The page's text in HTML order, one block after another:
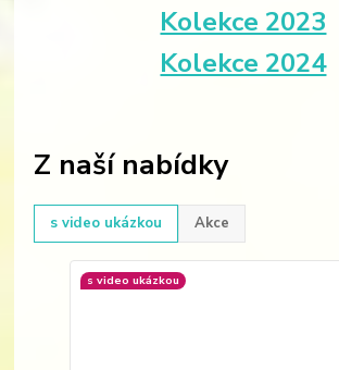
Kolekce 2023
Kolekce 2024
Z naší nabídky
s video ukázkou Akce
s video ukázkou